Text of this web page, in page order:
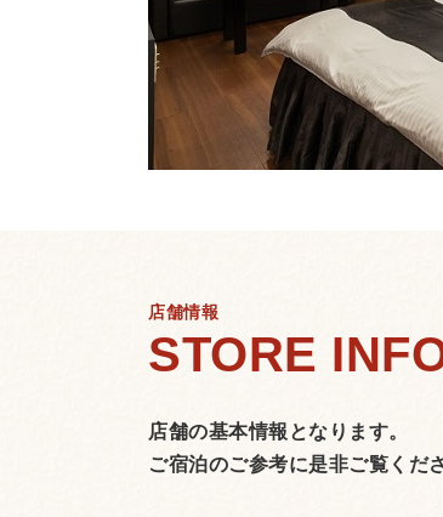
店舗情報
店舗の基本情報となります。
ご宿泊のご参考に是非ご覧くだ